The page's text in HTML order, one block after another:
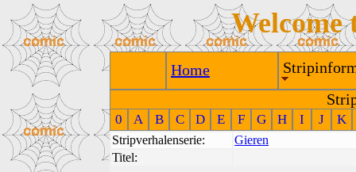
Welcome
Home
0 A B C D E F G H I J K
Stripverhalenserie:
Gieren
Titel: